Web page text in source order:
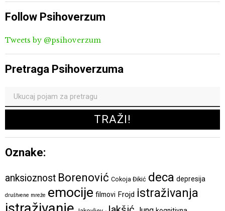
Follow Psihoverzum
Tweets by @psihoverzum
Pretraga Psihoverzuma
Oznake:
anksioznost Borenović Cokoja Đikić deca depresija
društvene mreže emocije filmovi Frojd istraživanja